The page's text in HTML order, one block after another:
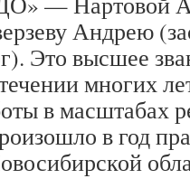
Андрею
Это высшее
многих
в масштабах
в год